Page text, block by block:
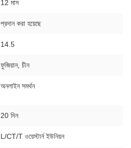
12 মাস
প্রদান করা হয়েছে
14.5
ফুজিয়ান, চীন
অনলাইন সমর্থন
20 দিন
L/CT/T ওয়েস্টার্ন ইউনিয়ন